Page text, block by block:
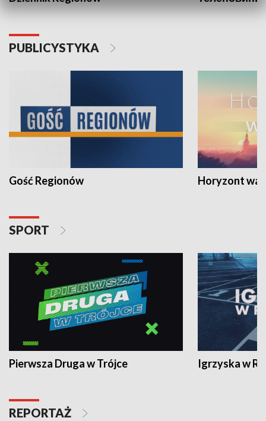
PUBLICYSTYKA
Gość Regionów Horyzont
SPORT
Pierwsza Druga w Trójce Igrzyska w
REPORTAŻ